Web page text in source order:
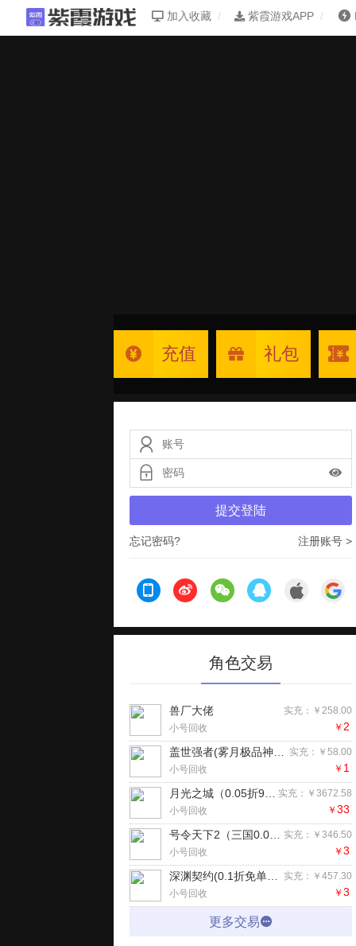
加入收藏 紫霞游戏APP
充值 礼包
提交登陆
忘记密码? 注册账号 >
角色交易
实充：￥258.00
兽厂大佬
小号回收 ￥ 2
实充：￥58.00
盖世强者(雾月极品神器)手游
小号回收 ￥ 1
实充：￥3672.58
月光之城（0.05折98元真买断版）H5
小号回收 ￥ 33
实充：￥346.50
号令天下2（三国0.05折买断版）手游
小号回收 ￥ 3
实充：￥457.30
深渊契约(0.1折免单版)H5
小号回收 ￥ 3
更多交易